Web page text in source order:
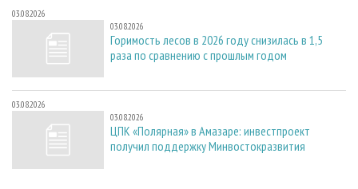
03.08.2026
03.08.2026
Горимость лесов в 2026 году снизилась в 1,5
раза по сравнению с прошлым годом
03.08.2026
03.08.2026
ЦПК «Полярная» в Амазаре: инвестпроект
получил поддержку Минвостокразвития